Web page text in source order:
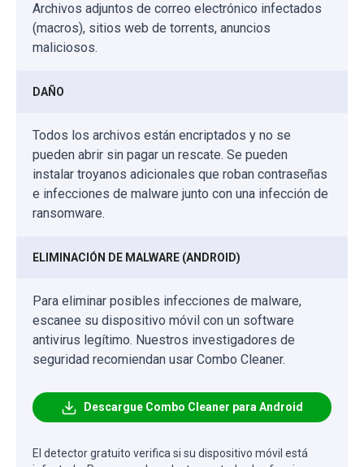
Archivos adjuntos de correo electrónico infectados
(macros), sitios web de torrents, anuncios
maliciosos.
DAÑO
Todos los archivos están encriptados y no se
pueden abrir sin pagar un rescate. Se pueden
instalar troyanos adicionales que roban contraseñas
e infecciones de malware junto con una infección de
ransomware.
ELIMINACIÓN DE MALWARE (ANDROID)
Para eliminar posibles infecciones de malware,
escanee su dispositivo móvil con un software
antivirus legítimo. Nuestros investigadores de
seguridad recomiendan usar Combo Cleaner.
Descargue Combo Cleaner para Android
El detector gratuito verifica si su dispositivo móvil está